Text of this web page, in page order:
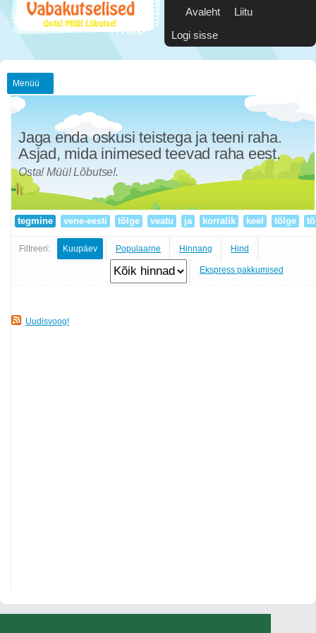
Avaleht
Liitu
Logi sisse
Menüü
Jaga enda oskusi teistega ja teeni raha.
Asjad, mida inimesed teevad raha eest.
Osta! Müü! Lõbutse!.
tegmine vene-eesti tõlge veatu ja korralik keel tõlge
Filtreeri: Kuupäev Populaarne Hinnang Hind
Ekspress pakkumised
Uudisvoog!